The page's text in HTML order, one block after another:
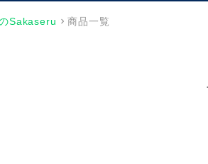
Sakaseru 商品一覧